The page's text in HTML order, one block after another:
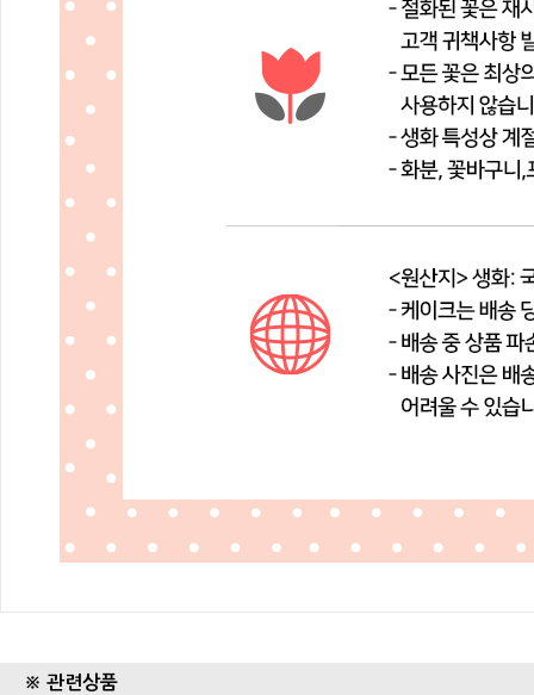
※ 관련상품